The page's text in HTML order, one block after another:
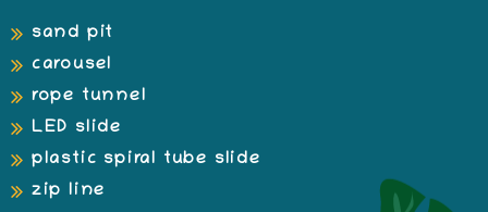
sand pit
carousel
rope tunnel
LED slide
plastic spiral tube slide
zip line